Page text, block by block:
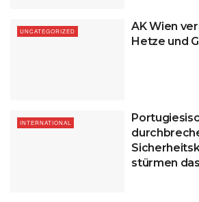
UNCATEGORIZED
AK Wien
Hetze und
INTERNATIONAL
stürmen